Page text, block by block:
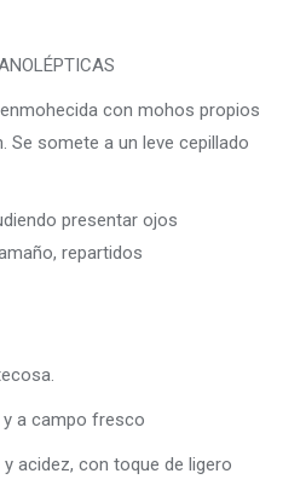
con mohos propios
Se somete a un leve cepillado
presentar ojos
repartidos
y a campo fresco
acidez, con toque de ligero